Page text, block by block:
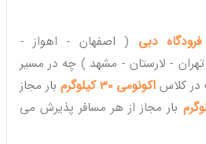
فرودگاه دبی ( اصفهان - اهواز -
- لارستان - مشهد ) چه در مسیر
در کلاس اکونومی 30 کیلوگرم
بار مجاز
بار مجاز از هر مسافر پذیرش می